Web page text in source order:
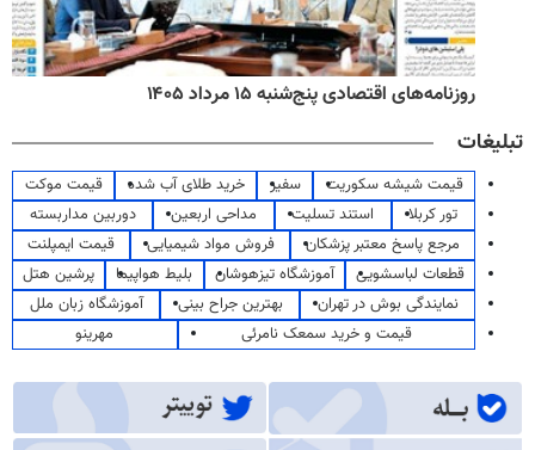
روزنامه‌های اقتصادی پنج‌شنبه ۱۵ مرداد ۱۴۰۵
تبلیغات
قیمت شیشه سکوریت سفیر خرید طلای آب شده
قیمت موکت
تور کربلا
استند تسلیت مداحی اربعین
دوربین مداربسته
مرجع پاسخ معتبر پزشکان
فروش مواد شیمیایی
قیمت ایمپلنت
قطعات لباسشویی
آموزشگاه تیزهوشان بلیط هواپیما
پرشین هتل
نمایندگی بوش در تهران
بهترین جراح بینی
آموزشگاه زبان ملل
قیمت و خرید سمعک نامرئی
مهرینو